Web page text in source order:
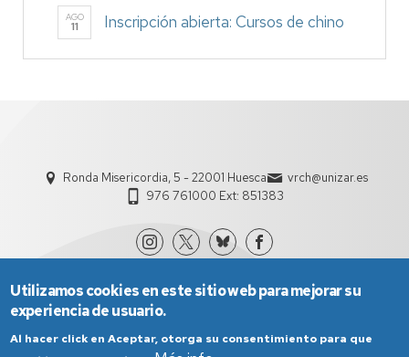
AGO
11 Inscripción abierta: Cursos de chino
Ronda Misericordia, 5 - 22001 Huesca
vrch@unizar.es
976 761000 Ext: 851383
Utilizamos cookies en este sitio web para mejorar su
experiencia de usuario.
Al hacer click en Aceptar, otorga su consentimiento para que